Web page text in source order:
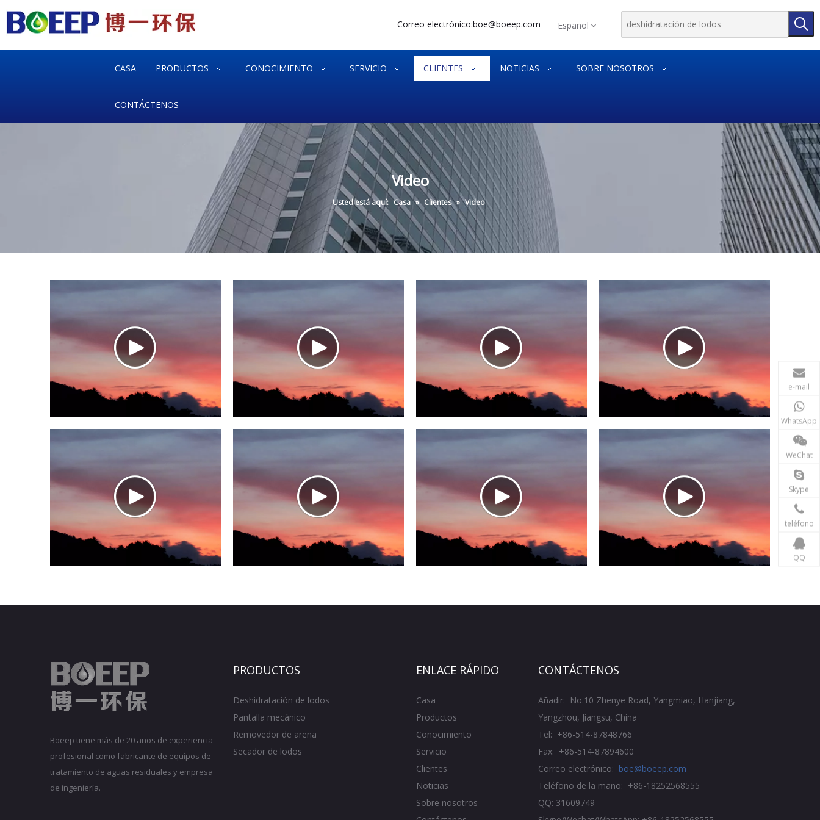
Correo electrónico:boe@boeep.com Español
CASA PRODUCTOS CONOCIMIENTO SERVICIO CLIENTES NOTICIAS SOBRE NOSOTROS
CONTÁCTENOS
Video
Usted está aquí: Casa » Clientes » Video
Boeep tiene más de 20 años de experiencia
profesional como fabricante de equipos de
tratamiento de aguas residuales y empresa
de ingeniería.
PRODUCTOS
Deshidratación de lodos
Pantalla mecánico
Removedor de arena
Secador de lodos
e-mail
WhatsApp
WeChat
Skype
teléfono
QQ
ENLACE RÁPIDO
Casa
Productos
Conocimiento
Servicio
Clientes
Noticias
Sobre nosotros
CONTÁCTENOS
Añadir: No.10 Zhenye Road, Yangmiao, Hanjiang,
Yangzhou, Jiangsu, China
Tel: +86-514-87848766
Fax: +86-514-87894600
Correo electrónico: boe@boeep.com
Teléfono de la mano: +86-18252568555
QQ: 31609749